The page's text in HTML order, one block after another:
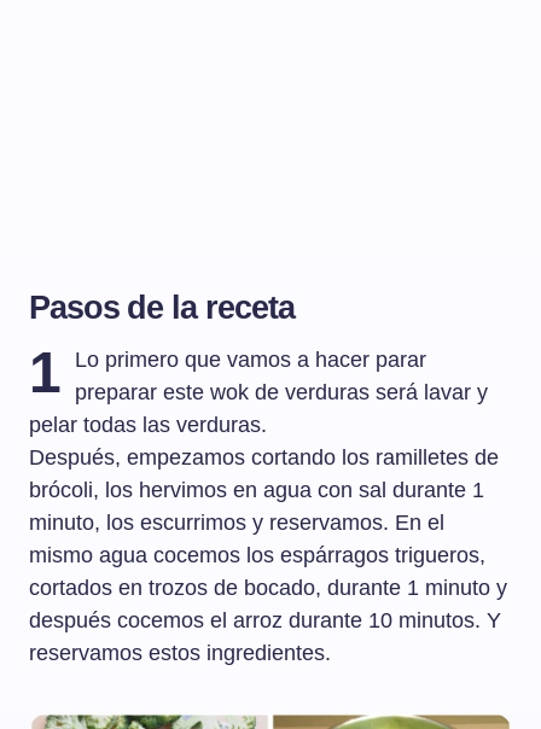
Pasos de la receta
1
Lo primero que vamos a hacer parar
preparar este wok de verduras será lavar y
pelar todas las verduras.
Después, empezamos cortando los ramilletes de
brócoli, los hervimos en agua con sal durante 1
minuto, los escurrimos y reservamos. En el
mismo agua cocemos los espárragos trigueros,
cortados en trozos de bocado, durante 1 minuto y
después cocemos el arroz durante 10 minutos. Y
reservamos estos ingredientes.